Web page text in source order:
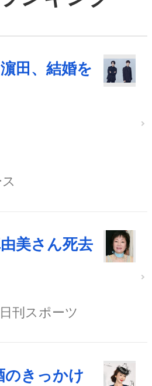
田、結婚を
美さん死去
日刊スポーツ
のきっかけ